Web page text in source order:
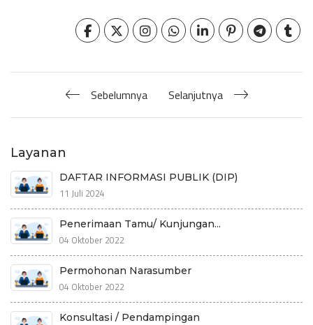
Sebelumnya Selanjutnya
Layanan
DAFTAR INFORMASI PUBLIK (DIP)
11 Juli 2024
Penerimaan Tamu/ Kunjungan...
04 Oktober 2022
Permohonan Narasumber
04 Oktober 2022
Konsultasi / Pendampingan